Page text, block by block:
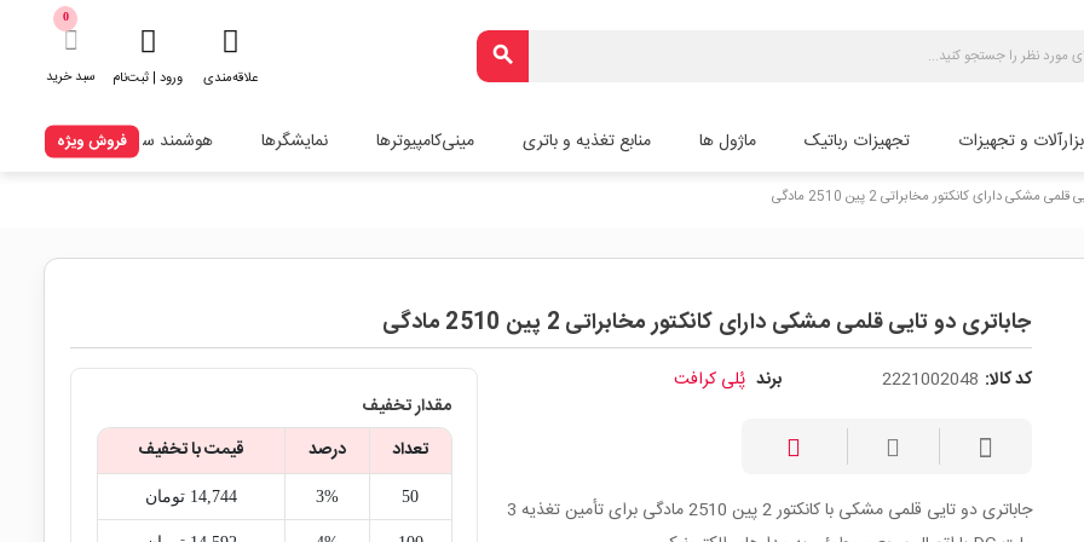
search
علاقه‌مندی ورود | ثبت‌نام
0
سبد خرید
و تجهیزات تجهیزات رباتیک ماژول ها منابع تغذیه و باتری مینی‌کامپیوترها نمایشگرها هوشمند سازیفروش ویژه
مشکی دارای کانکتور مخابراتی 2 پین 2510 مادگی
جاباتری دو تایی قلمی مشکی دارای کانکتور مخابراتی 2 پین 2510 مادگی
کد کالا: 2221002048 برند پُلی کرافت
جاباتری دو تایی قلمی مشکی با کانکتور 2 پین 2510 مادگی برای تأمین تغذیه 3
مقدار تخفیف
تعداد
درصد قیمت با تخفیف
50
3% 14,744‎ تومان